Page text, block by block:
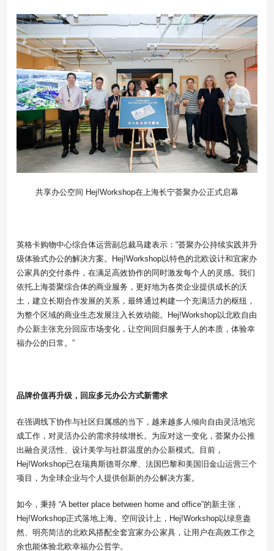
共享办公空间 Hej!Workshop在上海长宁荟聚办公正式启幕
英格卡购物中心综合体运营副总裁马建表示：“荟聚办公持续实践并升
级体验式办公的解决方案。Hej!Workshop以特色的北欧设计和宜家办
公家具的交付条件，在满足高效协作的同时激发每个人的灵感。我们
依托上海荟聚综合体的商业服务，更好地为各类企业提供成长的沃
土，建立长期合作发展的关系，最终通过构建一个充满活力的枢纽，
为整个区域的商业生态发展注入长效动能。Hej!Workshop以北欧自由
办公新主张充分回应市场变化，让空间回归服务于人的本质，体验幸
福办公的日常。”
品牌价值再升级，回应多元办公方式新需求
在强调线下协作与社区归属感的当下，越来越多人倾向自由灵活地完
成工作，对灵活办公的需求持续增长。为应对这一变化，荟聚办公推
出融合灵活性、设计美学与社群温度的办公新模式。目前，
Hej!Workshop已在瑞典斯德哥尔摩、法国巴黎和美国旧金山运营三个
项目，为全球企业与个人提供创新的办公解决方案。
如今，秉持 “A better place between home and office”的新主张，
Hej!Workshop正式落地上海。空间设计上，Hej!Workshop以绿意盎
然、明亮简洁的北欧风搭配全套宜家办公家具，让用户在高效工作之
余也能体验北欧幸福办公哲学。